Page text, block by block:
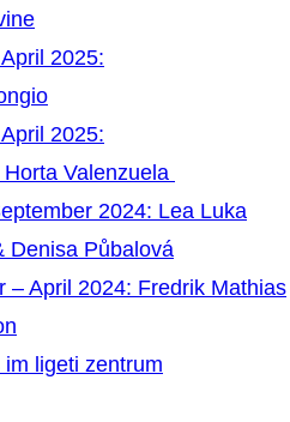
2025:
2025:
Valenzuela
2024: Lea Luka
Denisa Půbalová
– April 2024: Fredrik Mathias
ligeti zentrum